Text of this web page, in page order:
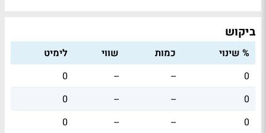
ביקוש
% שינוי כמות שווי
לימיט
0
--
--
0
0
--
--
0
0
--
--
0